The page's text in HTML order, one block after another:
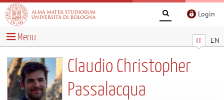
Login
IT EN
Menu
Claudio Christopher
Passalacqua